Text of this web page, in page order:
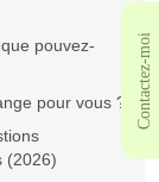
pouvez-
pour vous ?
(2026)
Contactez-moi